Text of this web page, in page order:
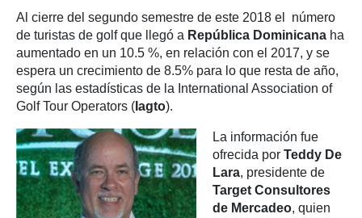
Al cierre del segundo semestre de este 2018 el número
de turistas de golf que llegó a República Dominicana ha
aumentado en un 10.5 %, en relación con el 2017, y se
espera un crecimiento de 8.5% para lo que resta de año,
según las estadísticas de la International Association of
Golf Tour Operators ( Iagto).
La información fue
ofrecida por Teddy De
Lara, presidente de
Target Consultores
de Mercadeo, quien